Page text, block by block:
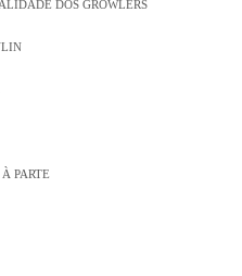
DOS GROWLERS
PARTE